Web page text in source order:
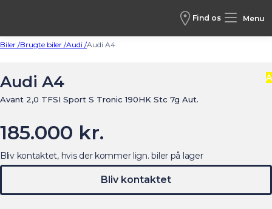
Find os Menu
Biler /Brugte biler /Audi /Audi A4
Audi A4
Avant 2,0 TFSI Sport S Tronic 190HK Stc 7g Aut.
A
185.000 kr.
Bliv kontaktet, hvis der kommer lign. biler på lager
Bliv kontaktet